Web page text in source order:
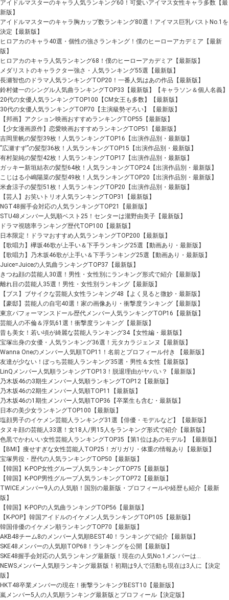
アイドルマスターのキャラ人気ランキング60！可愛いアイマス女性キャラ多数【最
新版】
アイドルマスターのキャラ胸カップ数ランキング80選！アイマス巨乳バストNo.1を
決定【最新版】
ヒロアカのキャラ40選・個性の強さランキング！僕のヒーローアカデミア【最新
版】
ヒロアカのキャラ人気ランキング68！僕のヒーローアカデミア【最新版】
メダリストのキャラクター強さ・人気ランキング55選【最新版】
長瀬智也のドラマ人気ランキングTOP20！一番人気はあの作品【最新版】
鈴村健一のシングル人気曲ランキングTOP33【最新版】【キャラソン＆個人名義】
20代の女優人気ランキングTOP100【CM女王も多数】【最新版】
30代の女優人気ランキングTOP70【主演級勢ぞろい】【最新版】
【邦画】アクション映画おすすめランキングTOP55【最新版】
【少女漫画原作】恋愛映画おすすめランキングTOP51【最新版】
吉岡里帆の髪型39枚！人気ランキングTOP16【出演作品別・最新版】
”広瀬すず”の髪型36枚！人気ランキングTOP15【出演作品別・最新版】
有村架純の髪型42枚！人気ランキングTOP17【出演作品別・最新版】
ガッキー新垣結衣の髪型64枚！人気ランキングTOP24【出演作品別・最新版】
こじはる小嶋陽菜の髪型49枚！人気ランキングTOP20【出演作品別・最新版】
米倉涼子の髪型51枚！人気ランキングTOP20【出演作品別・最新版】
【芸人】お笑いトリオ人気ランキングTOP31【最新版】
NGT48握手会対応の人気ランキングTOP21【最新版】
STU48メンバー人気順ベスト25！センターは瀧野由美子【最新版】
ドラマ視聴率ランキング歴代TOP100【最新版】
日本限定！ドラマおすすめ人気ランキングTOP200【最新版】
【歌唱力】欅坂46歌が上手い＆下手ランキング25選【動画あり・最新版】
【歌唱力】乃木坂46歌が上手い＆下手ランキング25選【動画あり・最新版】
Juice=Juiceの人気曲ランキングTOP37【最新版】
きつね顔の芸能人30選！男性・女性別にランキング形式で紹介【最新版】
離れ目の芸能人35選！男性・女性別ランキング【最新版】
【ブス】ブサイクな芸能人女性ランキング48【よく見ると微妙・最新版】
【豪邸】芸能人の自宅40選！家の画像あり・衝撃度ランキング【最新版】
東京パフォーマンスドール歴代メンバー人気ランキングTOP16【最新版】
芸能人の不倫＆浮気61選！衝撃度ランキング【最新版】
昔も美女！若い頃が綺麗な芸能人ランキング34【女性編・最新版】
宝塚出身の女優・人気ランキング36選！元タカラジェンヌ【最新版】
Wanna Oneのメンバー人気順TOP11！名前とプロフィール付き 【最新版】
友達が少ない！ぼっち芸能人ランキング35選・男性＆女性【最新版】
LinQメンバー人気順ランキングTOP13！脱退理由がヤバい？【最新版】
乃木坂46の3期生メンバー人気順ランキングTOP12【最新版】
乃木坂46の2期生メンバー人気順TOP11【最新版】
乃木坂46の1期生メンバー人気順TOP36【卒業生も含む・最新版】
日本の美少女ランキングTOP100【最新版】
塩顔男子のイケメン芸能人ランキング31選【俳優・モデルなど】【最新版】
タヌキ顔の芸能人33選！女18人/男15人をランキング形式で紹介【最新版】
色黒でかわいい女性芸能人ランキングTOP35【第1位はあのモデル】【最新版】
【BMI】痩せすぎな女性芸能人TOP25！ガリガリ・体重の情報あり【最新版】
宝塚男役・歴代の人気ランキングTOP50【最新版】
【韓国】K-POP女性グループ人気ランキングTOP75【最新版】
【韓国】K-POP男性グループ人気ランキングTOP72【最新版】
TWICEメンバー9人の人気順！国別の最新版・プロフィールや経歴も紹介【最新
版】
【韓国】K-POPの人気曲ランキングTOP56【最新版】
【K-POP】韓国アイドルのイケメン人気ランキングTOP105【最新版】
韓国俳優のイケメン順ランキングTOP70【最新版】
AKB48チーム8のメンバー人気順BEST40！ランキングで紹介【最新版】
SKE48メンバーの人気順TOP68！ランキングを公開【最新版】
SKE48握手会対応の人気ランキング最新版！現在の人気No.1メンバーは…
NEWSメンバー人気順ランキング最新版！初期は9人で活動も現在は3人に【決定
版】
HKT48卒業メンバーの現在！衝撃ランキングBEST10【最新版】
嵐メンバー5人の人気順ランキング最新版とプロフィール【決定版】